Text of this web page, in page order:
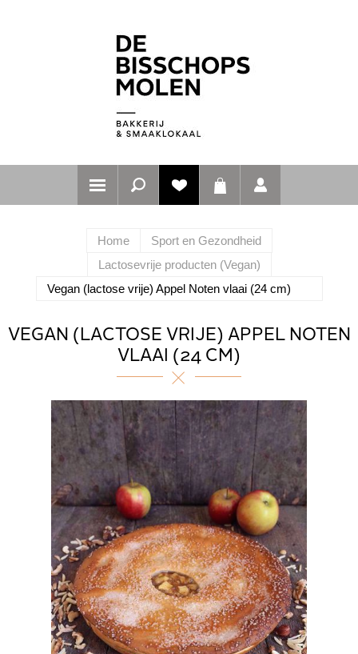
Home
Sport en Gezondheid
Lactosevrije producten (Vegan)
Vegan (lactose vrije) Appel Noten vlaai (24 cm)
VEGAN (LACTOSE VRIJE) APPEL NOTEN
VLAAI (24 CM)